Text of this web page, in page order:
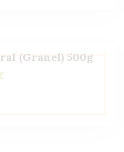
(Granel) 500g